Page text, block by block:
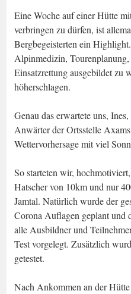
Eine Woche auf einer Hütte
verbringen zu dürfen, ist
Bergbegeisterten ein
Alpinmedizin,
Einsatzrettung ausgebildet zu
höherschlagen.
Genau das erwartete uns,
Anwärter der Ortsstelle
Wettervorhersage mit viel
So starteten wir,
Hatscher von 10km und nur
Jamtal. Natürlich wurde der
Corona Auflagen geplant und
alle Ausbildner und
Test vorgelegt. Zusätzlich
getestet.
Nach Ankommen an der